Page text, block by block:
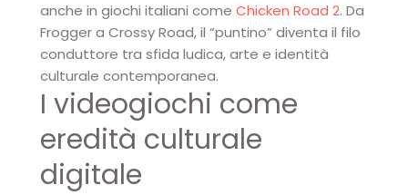
anche in giochi italiani come Chicken Road 2. Da
Frogger a Crossy Road, il “puntino” diventa il filo
conduttore tra sfida ludica, arte e identità
culturale contemporanea.
I videogiochi come
eredità culturale
digitale